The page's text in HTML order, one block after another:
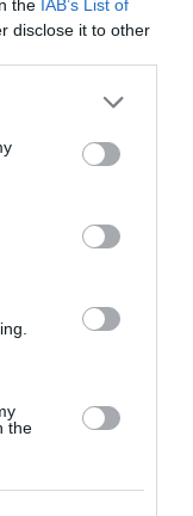
the IAB’s List of
disclose it to other
the
Τέχνη και τον
ΚΑΡΑΠΑΤΑΚΗ